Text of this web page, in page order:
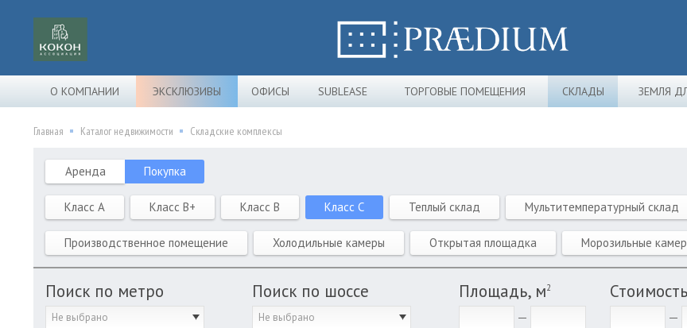
О КОМПАНИИ ЭКСКЛЮЗИВЫ ОФИСЫ SUBLEASE ТОРГОВЫЕ ПОМЕЩЕНИЯ СКЛАДЫ ЗЕМЛЯ
Главная Каталог недвижимости Складские комплексы
Аренда Покупка
Класс A Класс B+ Класс B Класс C Теплый склад Мультитемпературный склад
Производственное помещение Холодильные камеры Открытая площадка Морозильные
Поиск по метро
Не выбрано
Поиск по шоссе
Не выбрано
Площадь, м2